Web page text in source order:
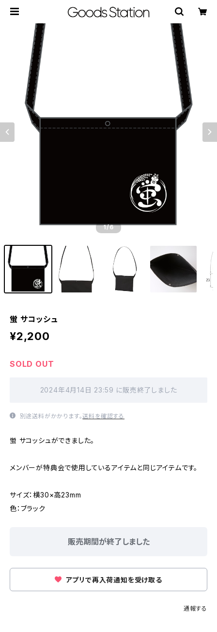
1/6
蛍 サコッシュ
¥2,200
SOLD OUT
2024年4月14日 23:59 に販売終了しました
別途送料がかかります。送料を確認する
蛍 サコッシュができました。
メンバーが特典会で使用しているアイテムと同じアイテムです。
サイズ：横30×高23mm
色：ブラック
販売期間が終了しました
アプリで再入荷通知を受け取る
通報する